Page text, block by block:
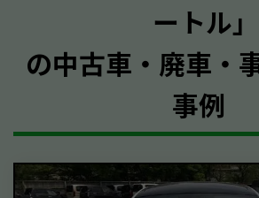
ートル｣
の中古車・廃車・
事例